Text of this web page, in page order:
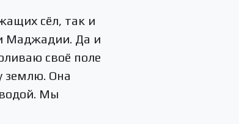
сёл, так и
Маджадии. Да и
своё поле
землю. Она
Мы